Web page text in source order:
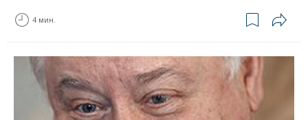
4 мин.